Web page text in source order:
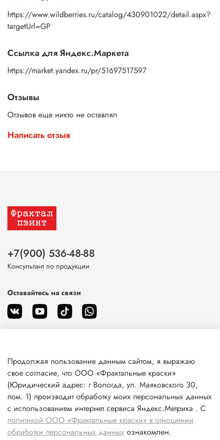
https://www.wildberries.ru/catalog/430901022/detail.aspx?
targetUrl=GP
Ссылка для Яндекс.Маркета
https://market.yandex.ru/pr/51697517597
Отзывы
Отзывов еще никто не оставлял
Написать отзыв
О магазине
Клиентам
Информация
+7(900) 536-48-88
Консультант по продукции
Оставайтесь на связи
Продолжая пользование данным сайтом, я выражаю
свое согласие, что ООО «Фрактальные краски»
(Юридический адрес: г Вологда, ул. Маяковского 30,
пом. 1) производит обработку моих персональных данных
с использованием интернет сервиса Яндекс.Метрика . С
политикой ООО «Фрактальные краски» в отношении
обработки персональных данных ознакомлен.